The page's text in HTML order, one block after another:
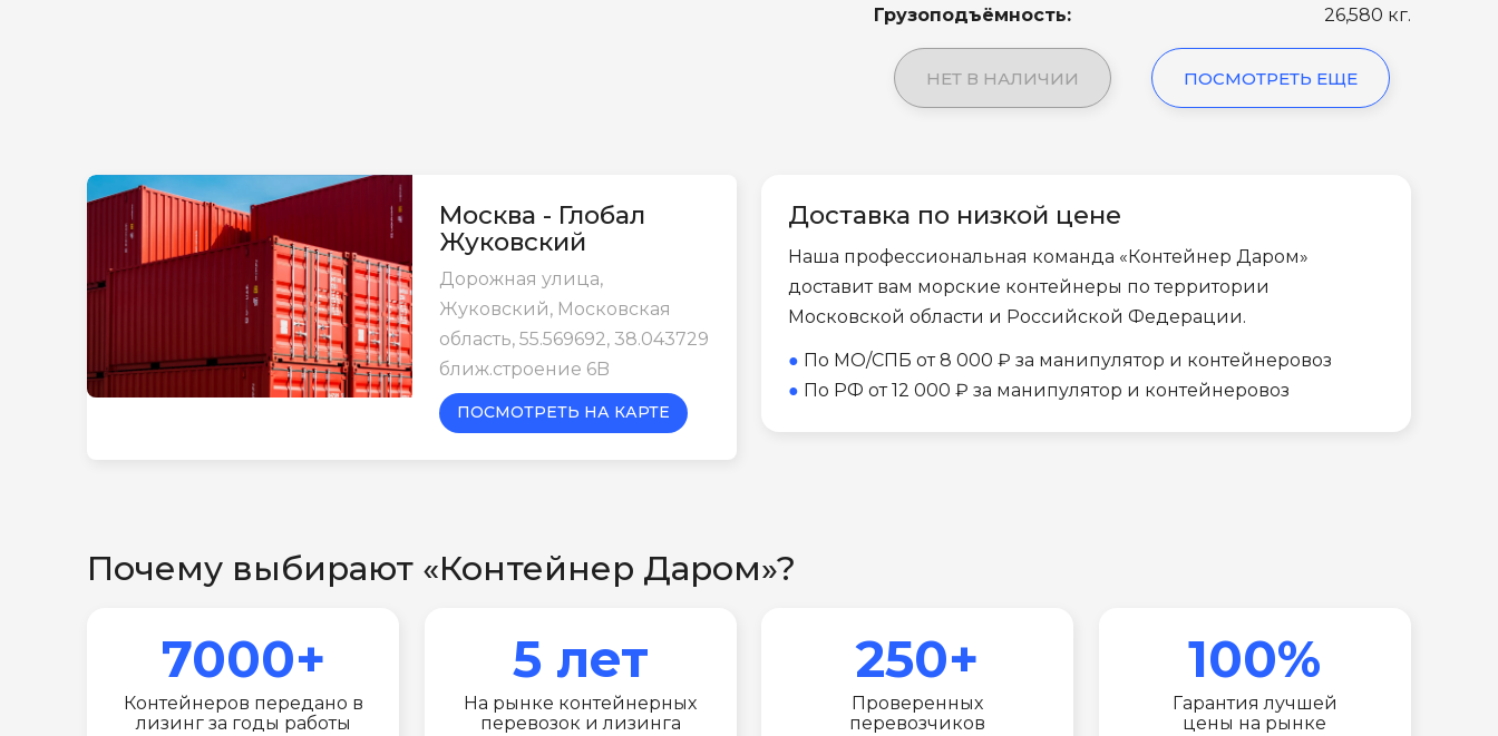
Грузоподъёмность:
26,580 кг.
НЕТ В НАЛИЧИИ ПОСМОТРЕТЬ ЕЩЕ
Москва - Глобал
Жуковский
Дорожная улица,
Жуковский, Московская
область, 55.569692, 38.043729
ближ.строение 6B
ПОСМОТРЕТЬ НА КАРТЕ
Доставка по низкой цене
Наша профессиональная команда «Контейнер Даром»
доставит вам морские контейнеры по территории
Московской области и Российской Федерации.
● По МО/СПБ от 8 000 ₽ за манипулятор и контейнеровоз
● По РФ от 12 000 ₽ за манипулятор и контейнеровоз
Почему выбирают «Контейнер Даром»?
7000+
Контейнеров передано в
лизинг за годы работы
5 лет
На рынке контейнерных
перевозок и лизинга
250+
Проверенных
перевозчиков
100%
Гарантия лучшей
цены на рынке